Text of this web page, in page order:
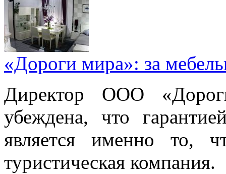
«Дороги мира»: за
Директор ООО
убеждена, что
является именно то,
туристическая компания.